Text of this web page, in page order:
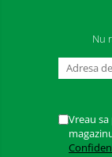
Nu
Vreau